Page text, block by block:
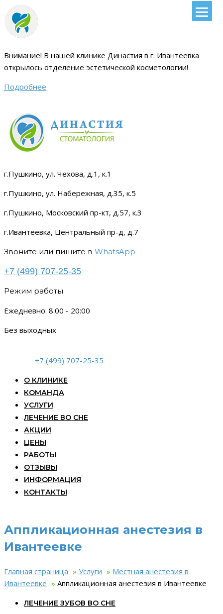
Внимание! В нашей клинике Династия в г. Ивантеевка
открылось отделение эстетической косметологии!
Подробнее
г.Пушкино, ул. Чехова, д.1, к.1
г.Пушкино, ул. Набережная, д.35, к.5
г.Пушкино, Московский пр-кт, д.57, к.3
г.Ивантеевка, Центральный пр-д, д.7
Звоните или пишите в WhatsApp
+7 (499) 707-25-35
Режим работы
Ежедневно: 8:00 - 20:00
Без выходных
+7 (499) 707-25-35
О КЛИНИКЕ
КОМАНДА
УСЛУГИ
ЛЕЧЕНИЕ ВО СНЕ
АКЦИИ
ЦЕНЫ
РАБОТЫ
ОТЗЫВЫ
ИНФОРМАЦИЯ
КОНТАКТЫ
Аппликационная анестезия в
Ивантеевке
Главная страница » Услуги » Местная анестезия в
Ивантеевке » Аппликационная анестезия в Ивантеевке
ЛЕЧЕНИЕ ЗУБОВ ВО СНЕ